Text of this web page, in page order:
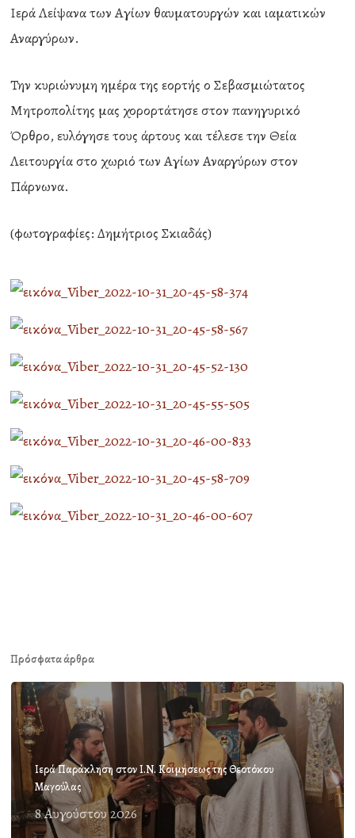
Ιερά Λείψανα των Αγίων θαυματουργών και ιαματικών
Αναργύρων.
Την κυριώνυμη ημέρα της εορτής ο Σεβασμιώτατος
Μητροπολίτης μας χορορτάτησε στον πανηγυρικό
Όρθρο, ευλόγησε τους άρτους και τέλεσε την Θεία
Λειτουργία στο χωριό των Αγίων Αναργύρων στον
Πάρνωνα.
(φωτογραφίες: Δημήτριος Σκιαδάς)
Πρόσφατα άρθρα
Ιερά Παράκληση στον Ι.Ν. Κοιμήσεως της Θεοτόκου
Μαγούλας
8 Αυγούστου 2026